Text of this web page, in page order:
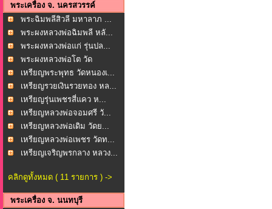
พระเครื่อง จ. นครสวรรค์
พระฉิมพลีสิวลี มหาลาภ ...
พระผงหลวงพ่อฉิมพลี หลั...
พระผงหลวงพ่อแก่ รุ่นปล...
พระผงหลวงพ่อโต วัด
มงคล...เหรียญพระพุทธ วัดหนองเ...
เหรียญรวยเงินรวยทอง หล...
เหรียญรุ่นเพชรสี่แคว ห...
เหรียญหลวงพ่อจอมศรี วั...
เหรียญหลวงพ่อเดิม วัดย...
เหรียญหลวงพ่อเพชร วัดท...
เหรียญเจริญพรกลาง หลวง...
คลิกดูทั้งหมด ( 11 รายการ ) ->
พระเครื่อง จ. นนทบุรี